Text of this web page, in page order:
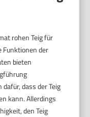
rohen Teig für
Funktionen der
bieten
dass der Teig
kann. Allerdings
den Teig